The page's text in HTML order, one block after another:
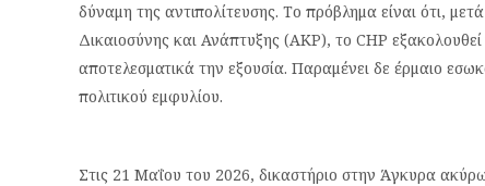
δύναμη της αντιπολίτευσης. Το πρόβλημα είναι ότι,
Δικαιοσύνης και Ανάπτυξης (AKP), το CHP
αποτελεσματικά την εξουσία. Παραμένει δε έρμαιο
πολιτικού εμφυλίου.
Στις 21 Μαΐου του 2026, δικαστήριο στην Άγκυρα